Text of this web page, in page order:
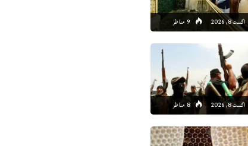
اگست 8, 2026 9 مناظر
اگست 8, 2026 8 مناظر